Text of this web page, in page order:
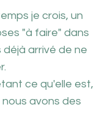
je crois, un
"à faire" dans
arrivé de ne
ce qu'elle est,
avons des